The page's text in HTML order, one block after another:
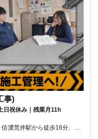
事)
日祝休み｜残業月11h
濃荒井駅から徒歩16分、北